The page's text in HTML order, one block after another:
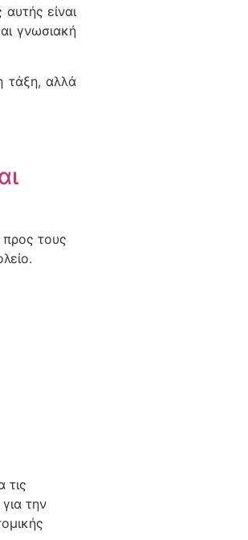
είναι
γνωσιακή
τάξη, αλλά
προς τους
τις
την